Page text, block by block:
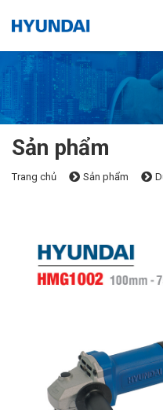
Sản phẩm
Trang chủ Sản phẩm